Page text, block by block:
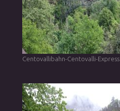
Centovallibahn-Centovalli-Express